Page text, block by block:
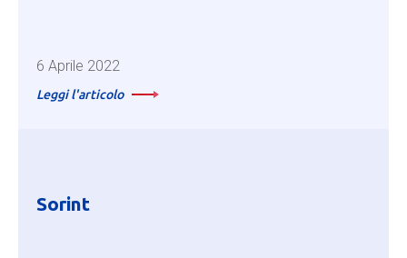
6 Aprile 2022
Leggi l'articolo
Sorint